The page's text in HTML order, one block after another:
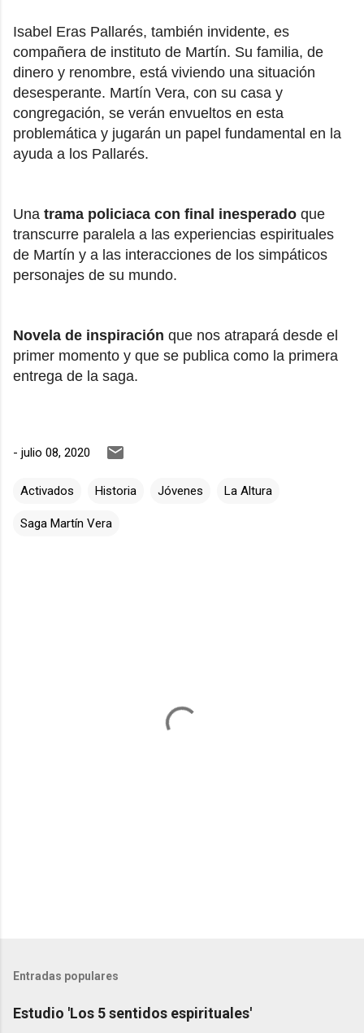
Isabel Eras Pallarés, también invidente, es
compañera de instituto de Martín. Su familia, de
dinero y renombre, está viviendo una situación
desesperante. Martín Vera, con su casa y
congregación, se verán envueltos en esta
problemática y jugarán un papel fundamental en la
ayuda a los Pallarés.
Una trama policiaca con final inesperado que
transcurre paralela a las experiencias espirituales
de Martín y a las interacciones de los simpáticos
personajes de su mundo.
Novela de inspiración que nos atrapará desde el
primer momento y que se publica como la primera
entrega de la saga.
- julio 08, 2020
Activados Historia Jóvenes La Altura
Saga Martín Vera
Entradas populares
Estudio 'Los 5 sentidos espirituales'